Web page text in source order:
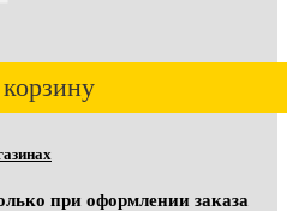
при оформлении заказа